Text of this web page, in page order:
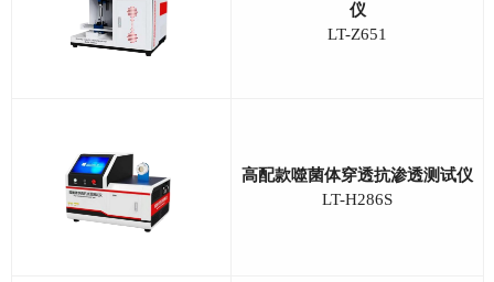
仪
LT-Z651
高配款噬菌体穿透抗渗透测试仪
LT-H286S